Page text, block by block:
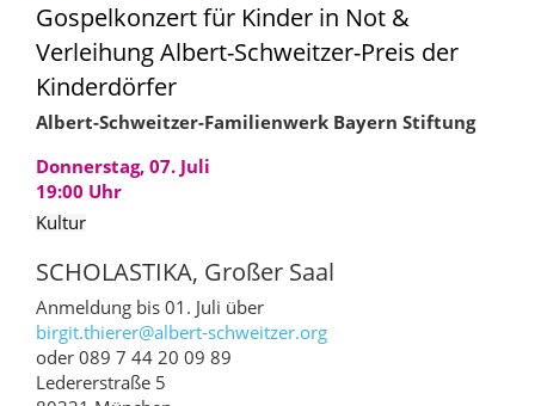
Gospelkonzert für Kinder in Not &
Verleihung Albert-Schweitzer-Preis der
Kinderdörfer
Albert-Schweitzer-Familienwerk Bayern Stiftung
Donnerstag, 07. Juli
19:00 Uhr
Kultur
SCHOLASTIKA, Großer Saal
Anmeldung bis 01. Juli über
birgit.thierer@albert-schweitzer.org
oder 089 7 44 20 09 89
Ledererstraße 5